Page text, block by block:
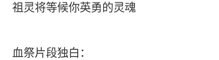
祖灵将等候你英勇的灵魂
血祭片段独白：